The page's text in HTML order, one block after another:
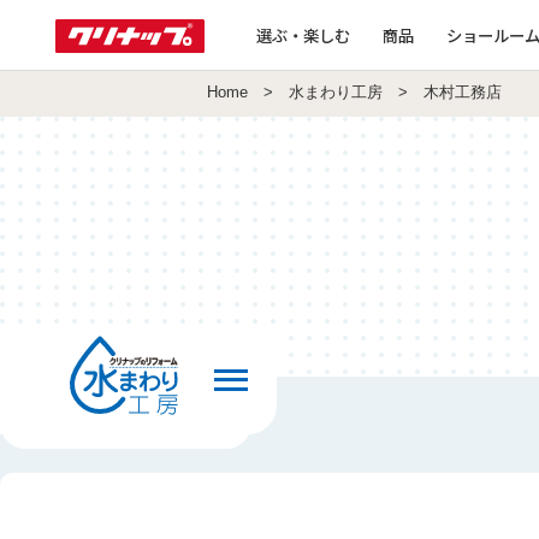
選ぶ・楽しむ 商品 ショールー
Home > 水まわり工房 > 木村工務店
前の画面へ戻る